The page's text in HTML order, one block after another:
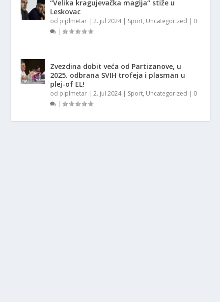
“Velika kragujevačka magija“ stiže u
Leskovac
od piplmetar |2. jul 2024| Sport, Uncategorized | 0
|
Zvezdina dobit veća od Partizanove, u
2025. odbrana SVIH trofeja i plasman u
plej-of EL!
od piplmetar |2. jul 2024| Sport, Uncategorized | 0
|